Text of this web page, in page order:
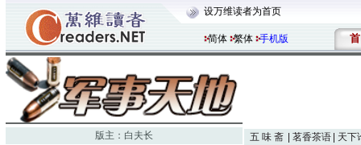
设万维读者为首页
简体 繁体 手机版 首
版主： 白夫长 五 味 斋 茗香茶语
天下